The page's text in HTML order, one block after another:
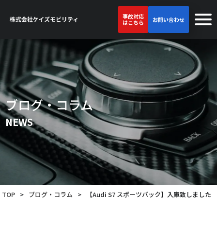
事故対応
はこちら
お問い合わせ
ブログ・コラム
NEWS
TOP > ブログ・コラム > 【Audi S7 スポーツバック】入庫致しました